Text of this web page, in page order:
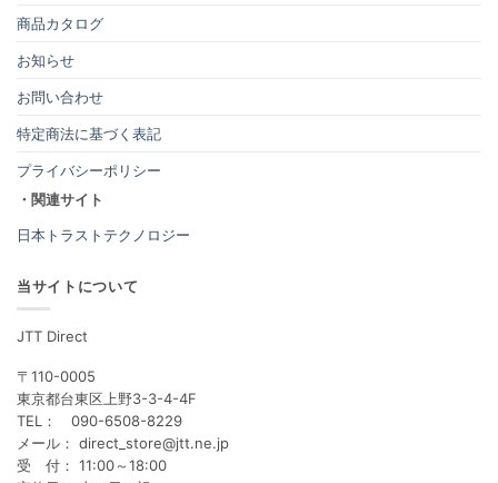
商品カタログ
お知らせ
お問い合わせ
特定商法に基づく表記
プライバシーポリシー
・関連サイト
日本トラストテクノロジー
当サイトについて
JTT Direct
〒110-0005
東京都台東区上野3-3-4-4F
TEL： 090-6508-8229
メール： direct_store@jtt.ne.jp
受 付： 11:00～18:00